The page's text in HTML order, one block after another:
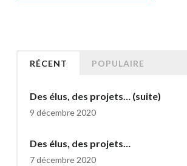
RÉCENT POPULAIRE
Des élus, des projets… (suite)
9 décembre 2020
Des élus, des projets…
7 décembre 2020